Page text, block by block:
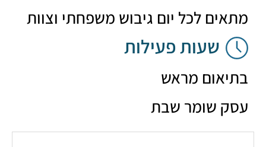
לכל יום גיבוש משפחתי וצוות
שעות פעילות
מראש
שומר שבת